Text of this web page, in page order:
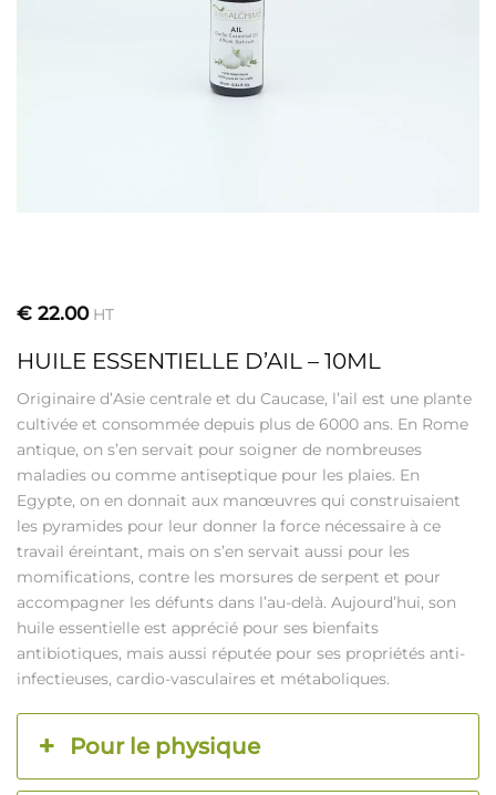
€ 22.00 HT
HUILE ESSENTIELLE D’AIL – 10ML
Originaire d’Asie centrale et du Caucase, l’ail est une plante
cultivée et consommée depuis plus de 6000 ans. En Rome
antique, on s’en servait pour soigner de nombreuses
maladies ou comme antiseptique pour les plaies. En
Egypte, on en donnait aux manœuvres qui construisaient
les pyramides pour leur donner la force nécessaire à ce
travail éreintant, mais on s’en servait aussi pour les
momifications, contre les morsures de serpent et pour
accompagner les défunts dans l’au-delà. Aujourd’hui, son
huile essentielle est apprécié pour ses bienfaits
antibiotiques, mais aussi réputée pour ses propriétés anti-
infectieuses, cardio-vasculaires et métaboliques.
Pour le physique